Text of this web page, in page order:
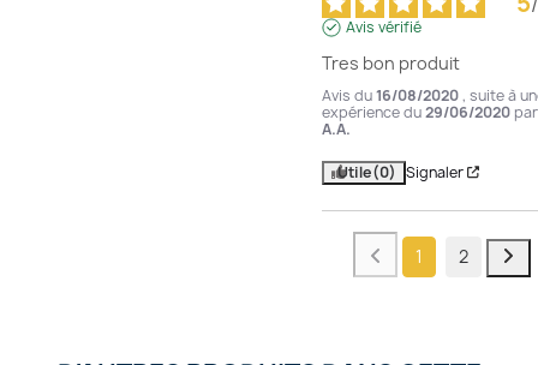
Avis vérifié
Tres bon produit
Avis du16/08/2020, suite à
expérience du29/06/2020 par
A.A.
Utile(0) Signaler
1 2